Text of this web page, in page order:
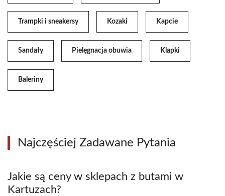
Trampki i sneakersy Kozaki Kapcie
Sandały Pielęgnacja obuwia Klapki
Baleriny
Najczęściej Zadawane Pytania
Jakie są ceny w sklepach z butami w
Kartuzach?